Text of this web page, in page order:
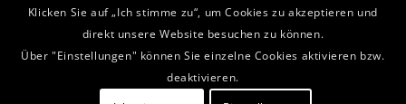
© Copyright - OGAS Fabrik GbR. Alle Rechte vorbehalten / All rights
Klicken Sie auf „Ich stimme zu“, um Cookies zu akzeptieren und
direkt unsere Website besuchen zu können.
Über "Einstellungen" können Sie einzelne Cookies aktivieren bzw.
deaktivieren.